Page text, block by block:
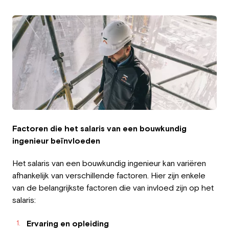
À propos de nous
Notre équipe
FR
Factoren die het salaris van een bouwkundig
ingenieur beïnvloeden
Het salaris van een bouwkundig ingenieur kan variëren
afhankelijk van verschillende factoren. Hier zijn enkele
van de belangrijkste factoren die van invloed zijn op het
salaris:
Ervaring en opleiding